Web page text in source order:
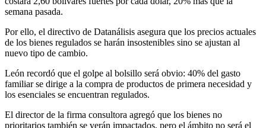
semana pasada.
Por ello, el directivo de Datanálisis asegura que los precios actuales
de los bienes regulados se harán insostenibles sino se ajustan al
nuevo tipo de cambio.
León recordó que el golpe al bolsillo será obvio: 40% del gasto
familiar se dirige a la compra de productos de primera necesidad y
los esenciales se encuentran regulados.
El director de la firma consultora agregó que los bienes no
prioritarios también se verán impactados, pero el ámbito no será el